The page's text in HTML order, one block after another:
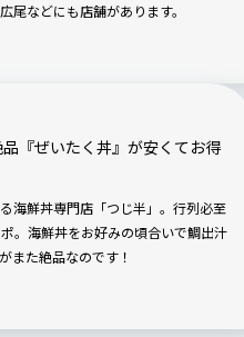
尾などにも店舗があります。
『ぜいたく丼』が安くてお得
海鮮丼専門店「つじ半」。行列必至
。海鮮丼をお好みの頃合いで鯛出汁
また絶品なのです！